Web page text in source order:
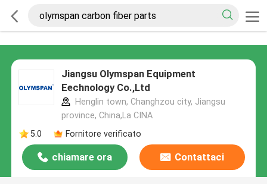
Jiangsu Olymspan Equipment
Eechnology Co.,Ltd
Henglin town, Changhzou city, Jiangsu
province, China,La CINA
5.0
Fornitore verificato
chiamare ora Contattaci